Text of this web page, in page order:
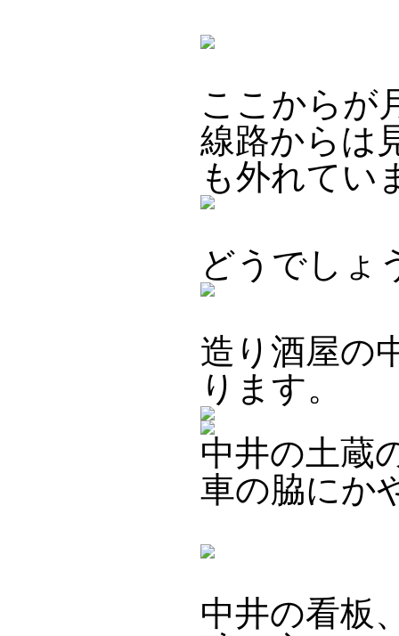
ここからが
線路からは
も外れてい
どうでしょ
造り酒屋の
ります。
中井の土蔵
車の脇にか
中井の看板